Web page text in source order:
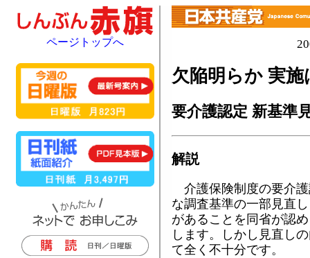
欠陥明らか 実施
要介護認定 新基準
解説
介護保険制度の要介
な調査基準の一部見直
があることを同省が認
します。しかし見直し
て全く不十分です。
ページトップへ